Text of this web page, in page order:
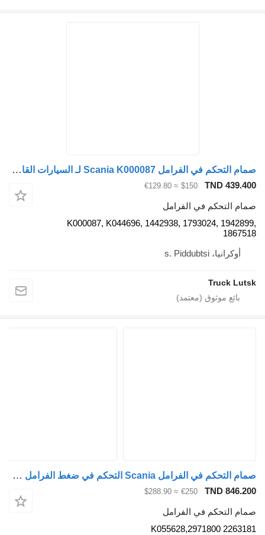
صمام التحكم في الفرامل Scania K000087 لـ السيارات القاطرة Scania R380, R490
TND 439.400
$150
≈ €129.80
صمام التحكم في الفرامل
K000087, K044696, 1442938, 1793024, 1942899,
1867518
أوكرانيا، s. Piddubtsi
Truck Lutsk
صمام التحكم في الفرامل Scania التحكم في ضغط الفرامل 2263181 لـ السيارات القاطرة Scania R410
TND 846.200
€250
≈ $288.90
صمام التحكم في الفرامل
2263181 2971800,K055628